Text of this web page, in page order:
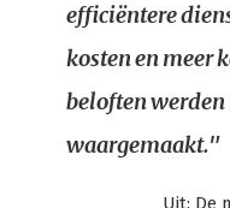
efficiëntere
kosten en meer
beloften
waargemaakt."
Uit: De